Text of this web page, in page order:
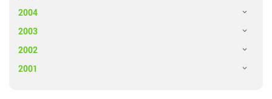
2004
2003
2002
2001